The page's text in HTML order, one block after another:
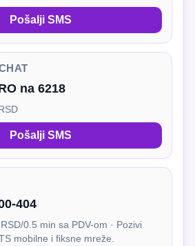
Pošalji SMS
na 6218
Pošalji SMS
404
0.5 min sa PDV-om · Pozivi
mobilne i fiksne mreže.